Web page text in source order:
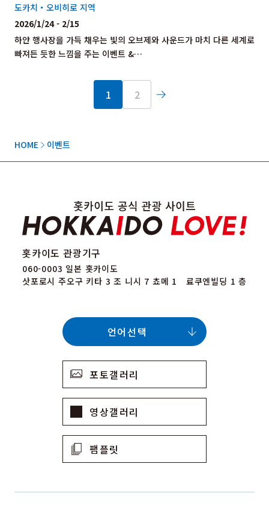
HOME 이벤트
하얀 행사장을 가득 채우는 빛의 오브제와 사운드가 마치 다른 세계로
빠져든 듯한 느낌을 주는 이벤트 &…
도카치・오비히로 지역
2026/1/24 - 2/15
1 2
홋카이도 관광기구
060-0003 일본 홋카이도
삿포로시 주오구 키타 3 조 니시 7 쵸메 1 료쿠엔빌딩 1 층
포토갤러리
영상갤러리
팸플릿
언어선택